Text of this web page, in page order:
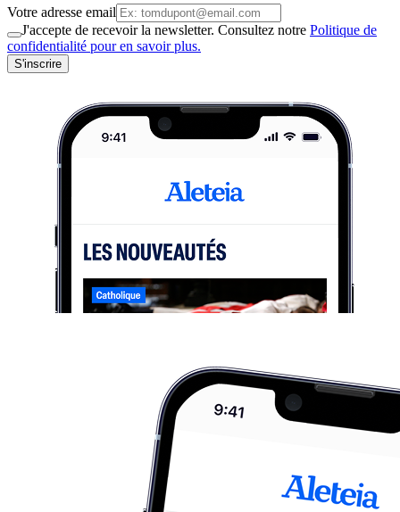
Votre adresse email
J'accepte de recevoir la newsletter. Consultez notre Politique de
confidentialité pour en savoir plus.
S'inscrire